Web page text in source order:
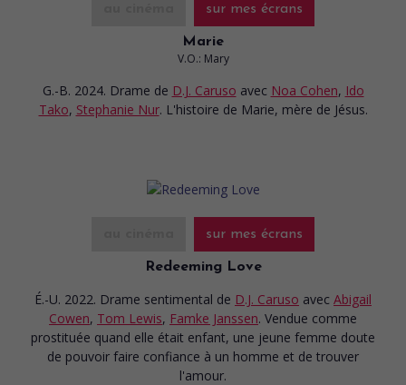
sur mes écrans
Marie
V.O.: Mary
G.-B. 2024. Drame de D.J. Caruso avec Noa Cohen, Ido
Tako, Stephanie Nur. L'histoire de Marie, mère de Jésus.
sur mes écrans
Redeeming Love
É.-U. 2022. Drame sentimental de D.J. Caruso avec Abigail
Cowen, Tom Lewis, Famke Janssen. Vendue comme
prostituée quand elle était enfant, une jeune femme doute
de pouvoir faire confiance à un homme et de trouver
l'amour.